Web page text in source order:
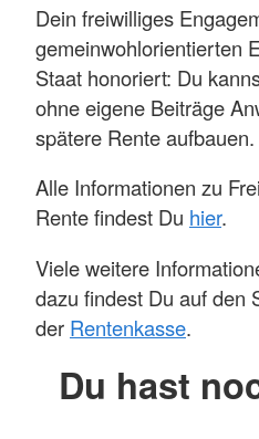
Dein freiwilliges
gemeinwohlorientierten
Staat honoriert: Du
ohne eigene Beiträge
spätere Rente aufbauen.
Alle Informationen zu
Rente findest Du hier.
Viele weitere
dazu findest Du auf den
der Rentenkasse.
Du hast